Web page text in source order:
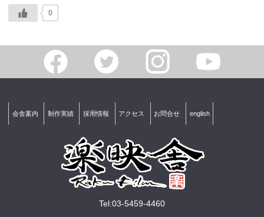
0
会舎案内 制作実績 採用情報 アクセス お問合せ english
Tel:03-5459-4460